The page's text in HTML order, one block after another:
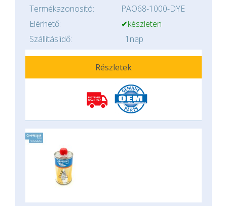
Termékazonosító:
PAO68-1000-DYE
Elérhető:
✔készleten
Szállításiidő:
1nap
Részletek